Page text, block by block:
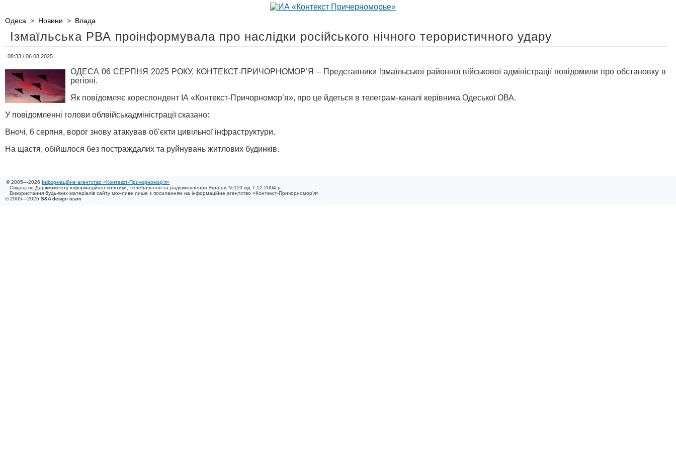
Одеса > Новини > Влада
Ізмаїльська РВА проінформувала про наслідки російського нічного терористичного удару
08:33 / 06.08.2025
ОДЕСА 06 СЕРПНЯ 2025 РОКУ, КОНТЕКСТ-ПРИЧОРНОМОР’Я – Представники Ізмаїльської районної військової адміністрації повідомили про обстановку в
регіоні.
Як повідомляє кореспондент ІА «Контекст-Причорномор’я», про це йдеться в телеграм-каналі керівника Одеської ОВА.
У повідомленні голови облвійськадміністрації сказано:
Вночі, 6 серпня, ворог знову атакував обʼєкти цивільної інфраструктури.
На щастя, обійшлося без постраждалих та руйнувань житлових будинків.
© 2005—2026 Інформаційне агентство «Контекст-Причорномор'я»
Свідоцтво Держкомітету інформаційної політики, телебачення та радіомовлення України №119 від 7.12.2004 р.
Використання будь-яких матеріалів сайту можливе лише з посиланням на інформаційне агентство «Контекст-Причорномор'я»
© 2005—2026 S&A design team